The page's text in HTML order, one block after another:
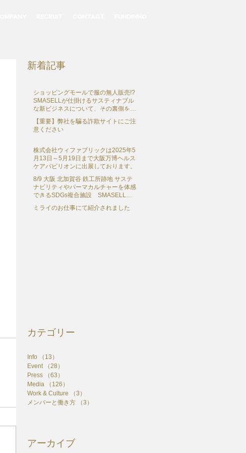
新着記事
ショッピングモールで服の無人販売!?
SMASELLが仕掛けるサスティナブル
な新ビジネスについて、その裏側を独
占インタビュー
【重要】弊社を騙る詐欺サイトにご注
意ください
株式会社ウィファブリックは2025年5
月13日～5月19日まで大阪万博ヘルス
ケアパビリオンに出展しております。
8/9 大阪 北加賀谷 鉄工所跡地 サステ
ナビリティやパーマカルチャーを体感
できるSDGs複合施設 SMASELL
SUSTAINABLE COMMUNE（スマセ
ル サステナブルコミューン） グラン
ミライのお仕事にて紹介されました
カテゴリー
Info （13）
Event
（28）
Press
（63）
Media
（126）
Work & Culture
（3）
メンバーと働き方
（3）
アーカイブ